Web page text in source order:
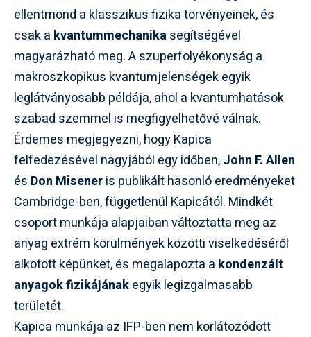
ellentmond a klasszikus fizika törvényeinek, és
csak a kvantummechanikasegítségével
magyarázható meg. A szuperfolyékonyság a
makroszkopikus kvantumjelenségek egyik
leglátványosabb példája, ahol a kvantumhatások
szabad szemmel is megfigyelhetővé válnak.
Érdemes megjegyezni, hogy Kapica
felfedezésével nagyjából egy időben,John F. Allen
és Don Miseneris publikált hasonló eredményeket
Cambridge-ben, függetlenül Kapicától. Mindkét
csoport munkája alapjaiban változtatta meg az
anyag extrém körülmények közötti viselkedéséről
alkotott képünket, és megalapozta a kondenzált
anyagok fizikájánakegyik legizgalmasabb
területét.
Kapica munkája az IFP-ben nem korlátozódott